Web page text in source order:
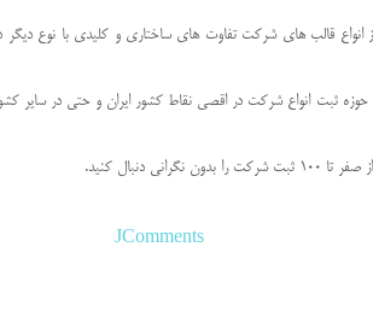
قالب های شرکت تفاوت های ساختاری و کلیدی با نوع دیگر
ثبت انواع شرکت در اقصی نقاط کشور ایران و حتی در سایر
کنید.
JComments